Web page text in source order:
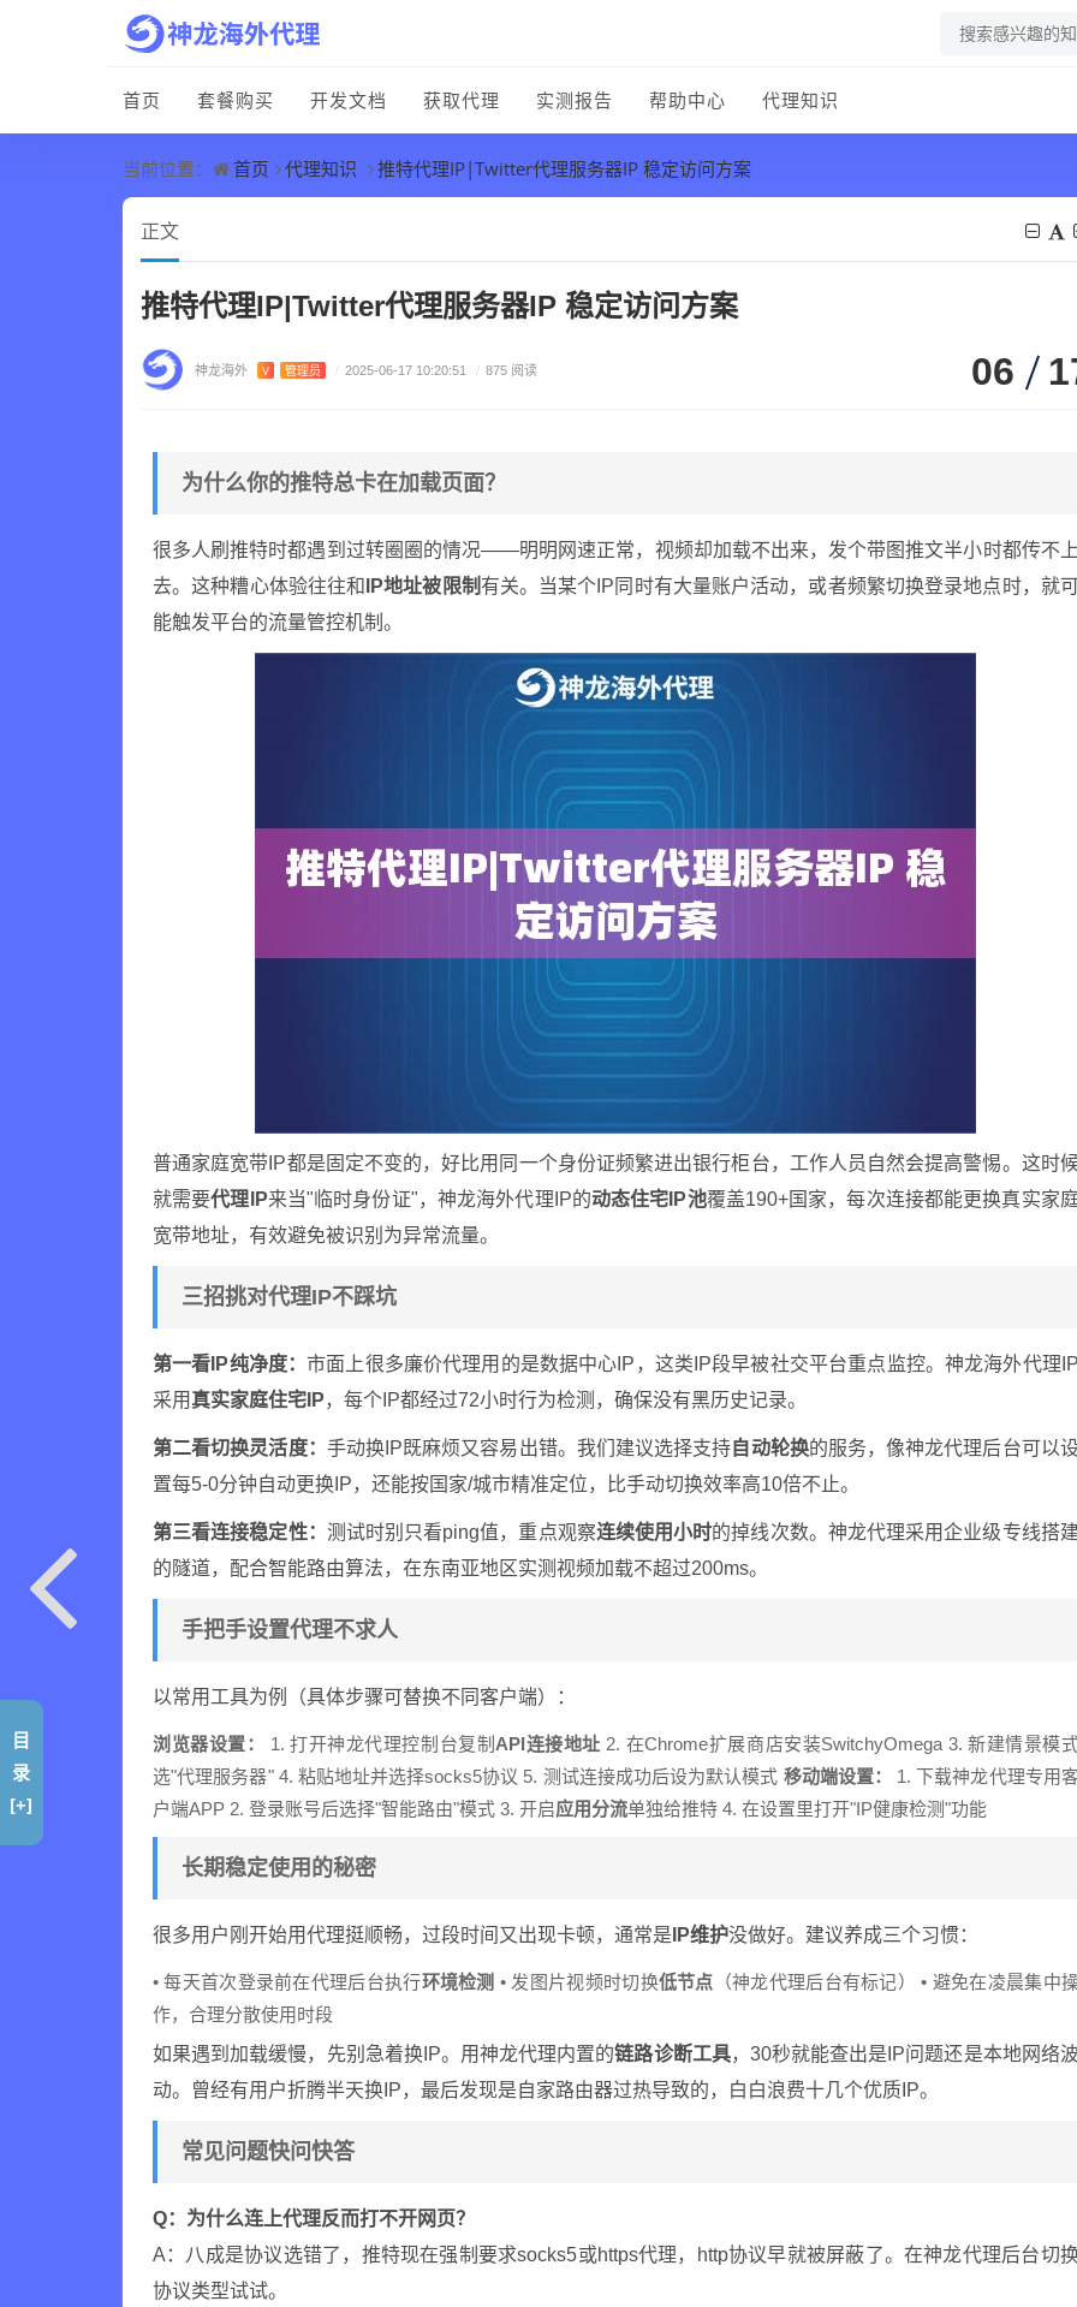
首页 套餐购买 开发文档 获取代理 实测报告 帮助中心 代理知识
当前位置： 首页 代理知识 推特代理IP|Twitter代理服务器IP 稳定访问方案
正文
推特代理IP|Twitter代理服务器IP 稳定访问方案
神龙海外 V 管理员 / 2025-06-17 10:20:51 / 875 阅读 06
为什么你的推特总卡在加载页面？
很多人刷推特时都遇到过转圈圈的情况——明明网速正常，视频却加载不出来，发个带图推文半小时都传不上
去。这种糟心体验往往和 IP地址被限制 有关。当某个IP同时有大量账户活动，或者频繁切换登录地点时，就
能触发平台的流量管控机制。
普通家庭宽带IP都是固定不变的，好比用同一个身份证频繁进出银行柜台，工作人员自然会提高警惕。这时
就需要代理IP来当"临时身份证"，神龙海外代理IP的动态住宅IP池覆盖190+国家，每次连接都能更换真实家
宽带地址，有效避免被识别为异常流量。
三招挑对代理IP不踩坑
第一看IP纯净度：市面上很多廉价代理用的是数据中心IP，这类IP段早被社交平台重点监控。神龙海外代理IP
采用 真实家庭住宅IP，每个IP都经过72小时行为检测，确保没有黑历史记录。
第二看切换灵活度： 手动换IP既麻烦又容易出错。我们建议选择支持自动轮换的服务，像神龙代理后台可以
置每5-0分钟自动更换IP，还能按国家/城市精准定位，比手动切换效率高10倍不止。
第三看连接稳定性： 测试时别只看ping值，重点观察连续使用小时的掉线次数。神龙代理采用企业级专线搭建
的隧道，配合智能路由算法，在东南亚地区实测视频加载不超过200ms。
手把手设置代理不求人
以常用工具为例（具体步骤可替换不同客户端）：
浏览器设置： 1. 打开神龙代理控制台复制 API连接地址 2. 在Chrome扩展商店安装SwitchyOmega 3. 新建情景模
选"代理服务器" 4. 粘贴地址并选择socks5协议 5. 测试连接成功后设为默认模式 移动端设置：
1. 下载神龙代理专用
户端APP 2. 登录账号后选择"智能路由"模式 3. 开启应用分流单独给推特 4. 在设置里打开"IP健康检测"功能
长期稳定使用的秘密
很多用户刚开始用代理挺顺畅，过段时间又出现卡顿，通常是 IP维护没做好。建议养成三个习惯：
• 每天首次登录前在代理后台执行环境检测 • 发图片视频时切换低节点 （神龙代理后台有标记） • 避免在凌晨集中
作，合理分散使用时段
如果遇到加载缓慢，先别急着换IP。用神龙代理内置的链路诊断工具，30秒就能查出是IP问题还是本地网络
动。曾经有用户折腾半天换IP，最后发现是自家路由器过热导致的，白白浪费十几个优质IP。
常见问题快问快答
Q：为什么连上代理反而打不开网页？
A：八成是协议选错了，推特现在强制要求socks5或https代理，http协议早就被屏蔽了。在神龙代理后台切
协议类型试试。
目
录
[+]